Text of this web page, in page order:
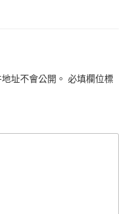
址不會公開。 必填欄位標